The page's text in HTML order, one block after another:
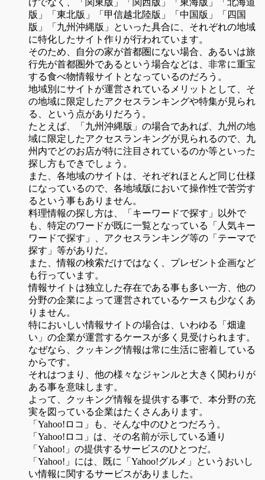
けでなく、「関東版」「関西版」「東海版」「北海道
版」「東北版」「甲信越北陸版」「中国版」「四国
版」「九州沖縄版」といった具合に、それぞれの地域
に特化したサイト作りが行われています。
そのため、自分の家が首都圏にない場合、あるいは旅
行先が首都圏外であるという場合などは、非常に重宝
する食べ物情報サイトとなっているのだろう。
地域別にサイトが運営されているメリットとして、そ
の地域に限定したアクセスランキングや特集が見られ
る、という点がありだろう。
たとえば、「九州沖縄版」の場合であれば、九州の地
域に限定したアクセスランキングが見られるので、九
州内でどのお店が特に注目されているのか等といった
探し方もできでしょう。
また、各地域のサイトは、それぞれほとんど同じ仕様
になっているので、各地域版において操作性で苦労す
るという事もありません。
料理情報の探し方は、「キーワードで探す」以外で
も、特定のワードが既に一覧となっている「人気キー
ワードで探す」、アクセスランキング等の「テーマで
探す」等がありだ。
また、情報の検索だけではなく、プレゼント企画など
も行っています。
情報サイトは独立した存在である事も多い一方、他の
分野の企業によって運営されているケースも少なくあ
りません。
特においしい情報サイトの場合は、いわゆる「畑違
い」の企業が運営するケースが多く見受けられます。
なぜなら、クッキング情報は常に生活に密着している
からです。
それはつまり、他の様々なジャンルと大きく関わりが
ある事を意味します。
よって、クッキング情報を提供する事で、本分野の充
実を図っている企業はたくさんあります。
「Yahoo!ロコ」も、そんな中のひとつだろう。
「Yahoo!ロコ」は、その名前が示している通り
「Yahoo!」の提供するサービスのひとつだ。
「Yahoo!」には、既に「Yahoo!グルメ」というおいし
い情報に関するサービスがありました。